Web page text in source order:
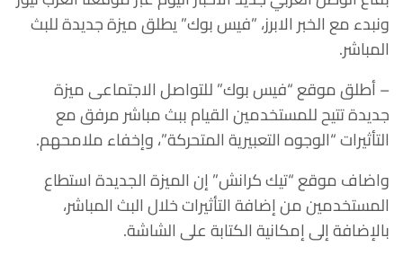
ونبدء مع الخبر الابرز، ”فيس بوك” يطلق ميزة جديدة للبث
المباشر.
– أطلق موقع “فيس بوك” للتواصل الاجتماعى ميزة
جديدة تتيح للمستخدمين القيام ببث مباشر مرفق مع
التأثيرات “الوجوه التعبيرية المتحركة”، وإخفاء ملامحهم.
واضاف موقع “تيك كرانش” إن الميزة الجديدة استطاع
المستخدمين من إضافة التأثيرات خلال البث المباشر،
بالإضافة إلى إمكانية الكتابة على الشاشة.